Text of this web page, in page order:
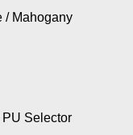
/ Mahogany
Selector